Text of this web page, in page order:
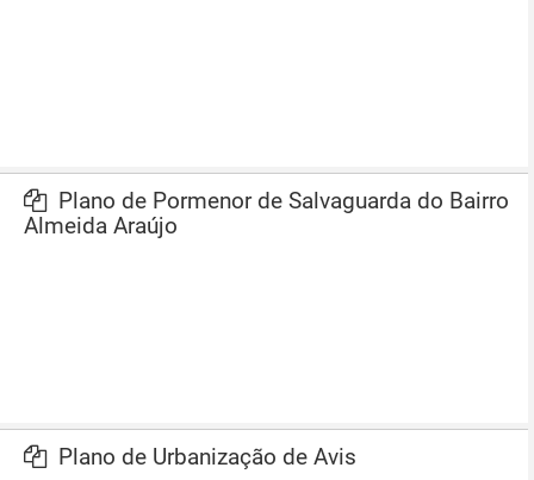
Plano de Pormenor de Salvaguarda do Bairro
Almeida Araújo
Plano de Urbanização de Avis